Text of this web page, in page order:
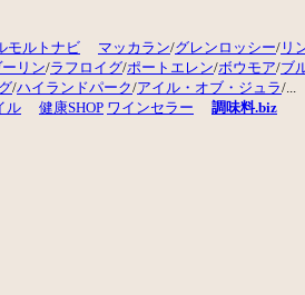
モルトナビ マッカラン/グレンロッシー/ リ
リン/ラフロイグ/ポートエレン/ボウモア/ブ
/ハイランドパーク/アイル・オブ・ジュラ/...
ル 健康SHOP ワインセラー 調味料.biz